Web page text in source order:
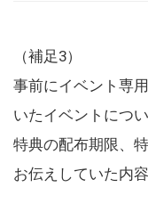
（補足3）
事前にイベント専
いたイベントにつ
特典の配布期限、
お伝えしていた内